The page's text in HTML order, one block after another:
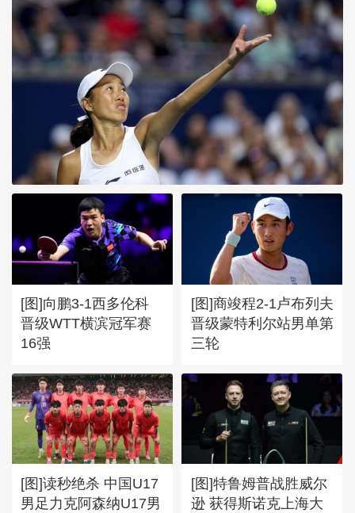
[图]WTA1000多伦多站-张帅
不敌萨巴伦卡无缘16强
[图]向鹏3-1西多伦科
晋级WTT横滨冠军赛
16强
[图]商竣程2-1卢布列夫
晋级蒙特利尔站男单第
三轮
[图]读秒绝杀 中国U17
男足力克阿森纳U17男
[图]特鲁姆普战胜威尔
逊 获得斯诺克上海大